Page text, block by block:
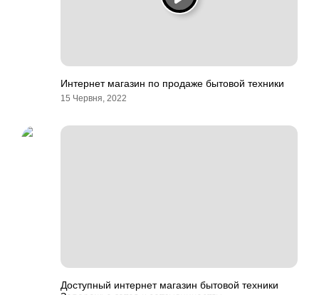
Интернет магазин по продаже бытовой техники
15 Червня, 2022
Доступный интернет магазин бытовой техники